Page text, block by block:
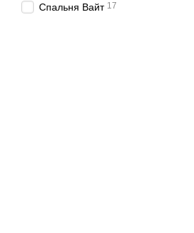
Спальня Вайт 17